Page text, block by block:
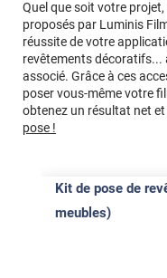
Quel que soit votre
proposés par Luminis
réussite de votre
revêtements décoratifs...
associé. Grâce à ces
poser vous-même votre
obtenez un résultat net
pose !
Kit de pose de
meubles)